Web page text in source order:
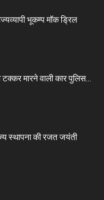
भूकम्प मॉक ड्रिल
मारने वाली कार पुलिस...
स्थापना की रजत जयंती